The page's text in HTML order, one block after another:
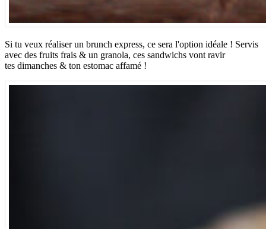
Si tu veux réaliser un brunch express, ce sera l'option idéale ! Servis
avec des fruits frais & un granola, ces sandwichs vont ravir
tes dimanches & ton estomac affamé !